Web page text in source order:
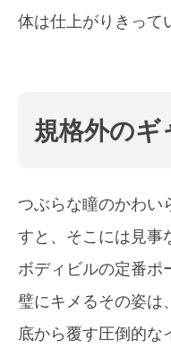
体は仕上がりきって
規格外の
つぶらな瞳のかわい
すと、そこには見事
ボディビルの定番ポ
璧にキメるその姿は
底から覆す圧倒的な